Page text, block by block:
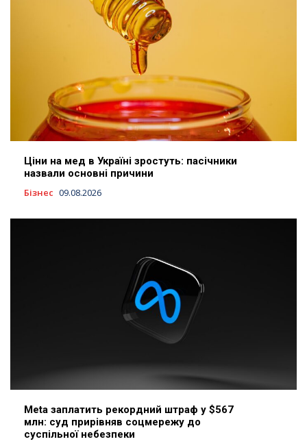
Ціни на мед в Україні зростуть: пасічники
назвали основні причини
Бізнес 09.08.2026
Meta заплатить рекордний штраф у $567
млн: суд прирівняв соцмережу до
суспільної небезпеки